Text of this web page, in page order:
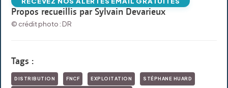
Propos recueillis par Sylvain Devarieux
© crédit photo : DR
Tags :
DISTRIBUTION FNCF EXPLOITATION STÉPHANE HUARD